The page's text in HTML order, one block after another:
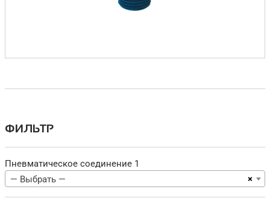
ФИЛЬТР
Пневматическое соединение 1
×
— Выбрать —